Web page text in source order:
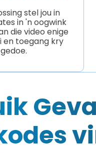
stel jou in
in 'n oogwink
die video enige
en toegang kry